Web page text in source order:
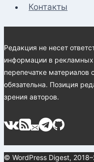
Контакты
Редакция не несет
информации в рекламных
перепечатке материалов
обязательна. Позиция
зрения авторов.
© WordPress Digest,